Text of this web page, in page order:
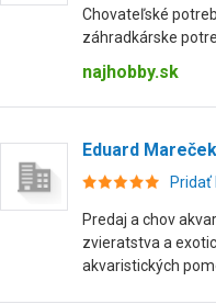
Chovateľské
záhradkárske
najhobby.sk
Eduard
Pridať
Predaj a chov
zvieratstva a
akvaristických